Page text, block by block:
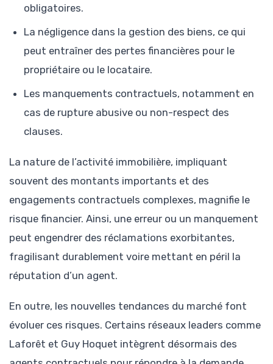
obligatoires.
La négligence dans la gestion des biens, ce qui
peut entraîner des pertes financières pour le
propriétaire ou le locataire.
Les manquements contractuels, notamment en
cas de rupture abusive ou non-respect des
clauses.
La nature de l’activité immobilière, impliquant
souvent des montants importants et des
engagements contractuels complexes, magnifie le
risque financier. Ainsi, une erreur ou un manquement
peut engendrer des réclamations exorbitantes,
fragilisant durablement voire mettant en péril la
réputation d’un agent.
En outre, les nouvelles tendances du marché font
évoluer ces risques. Certains réseaux leaders comme
Laforêt et Guy Hoquet intègrent désormais des